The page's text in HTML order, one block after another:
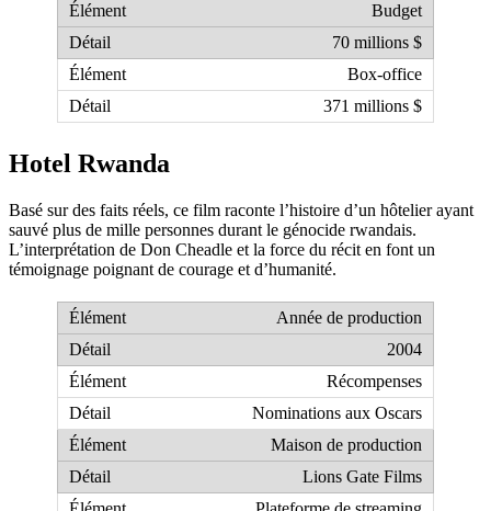
Budget
70 millions $
Box-office
371 millions $
Hotel Rwanda
Basé sur des faits réels, ce film raconte l’histoire d’un hôtelier ayant
sauvé plus de mille personnes durant le génocide rwandais.
L’interprétation de Don Cheadle et la force du récit en font un
témoignage poignant de courage et d’humanité.
Année de production
2004
Récompenses
Nominations aux Oscars
Maison de production
Lions Gate Films